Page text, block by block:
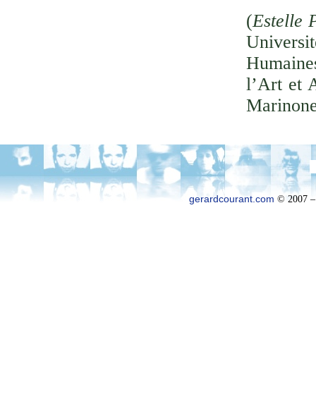
(Estelle
l’Art et
gerardcourant.com © 2007